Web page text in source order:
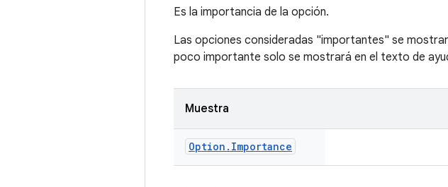
Es la importancia de la opción.
Las opciones consideradas "importantes" se
poco importante solo se mostrará en el texto de
Muestra
Option . Importance